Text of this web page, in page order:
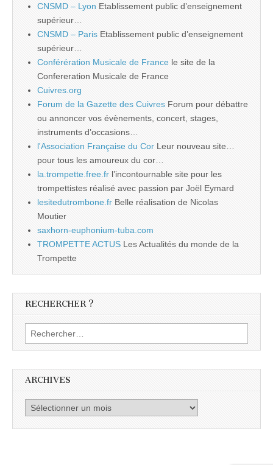
CNSMD – Lyon Etablissement public d’enseignement
supérieur…
CNSMD – Paris Etablissement public d’enseignement
supérieur…
Conférération Musicale de France le site de la
Confereration Musicale de France
Cuivres.org
Forum de la Gazette des Cuivres Forum pour débattre
ou annoncer vos évènements, concert, stages,
instruments d’occasions…
l'Association Française du Cor Leur nouveau site…
pour tous les amoureux du cor…
la.trompette.free.fr l’incontournable site pour les
trompettistes réalisé avec passion par Joël Eymard
lesitedutrombone.fr Belle réalisation de Nicolas
Moutier
saxhorn-euphonium-tuba.com
TROMPETTE ACTUS Les Actualités du monde de la
Trompette
RECHERCHER ?
Rechercher :
ARCHIVES
Archives